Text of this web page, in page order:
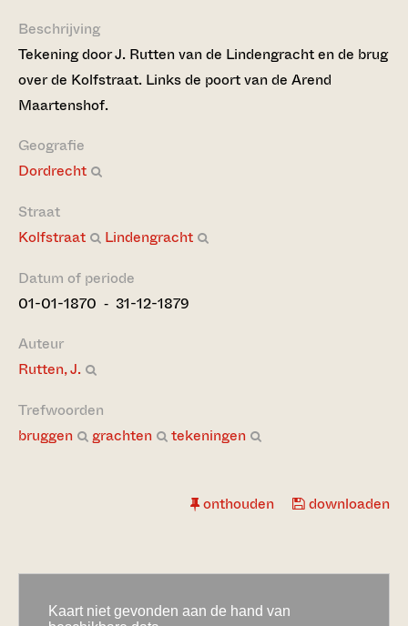
Beschrijving
Tekening door J. Rutten van de Lindengracht en de brug
over de Kolfstraat. Links de poort van de Arend
Maartenshof.
Geografie
Dordrecht
Straat
Kolfstraat
Lindengracht
Datum of periode
01-01-1870 ‐ 31-12-1879
Auteur
Rutten, J.
Trefwoorden
bruggen
grachten tekeningen
onthouden downloaden